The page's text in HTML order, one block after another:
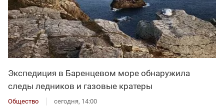
Экспедиция в Баренцевом море обнаружила
следы ледников и газовые кратеры
Общество сегодня, 14:00